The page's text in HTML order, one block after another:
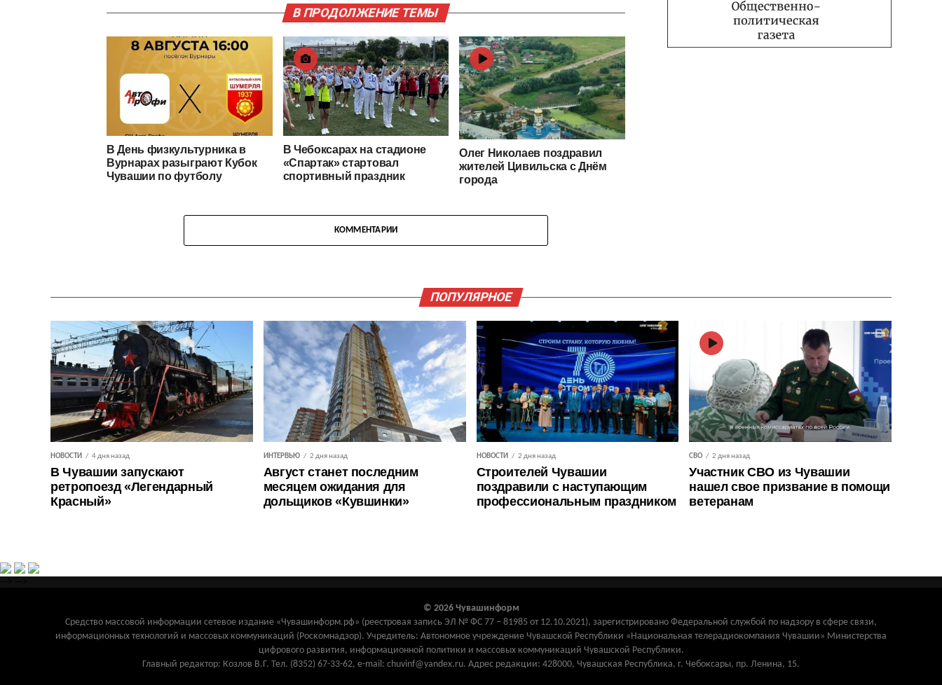
В ПРОДОЛЖЕНИЕ ТЕМЫ
В День физкультурника в
Вурнарах разыграют Кубок
Чувашии по футболу
В Чебоксарах на стадионе
«Спартак» стартовал
спортивный праздник
Олег Николаев поздравил
жителей Цивильска с Днём
города
КОММЕНТАРИИ
ПОПУЛЯРНОЕ
НОВОСТИ 4 дня назад
В Чувашии запускают
ретропоезд «Легендарный
Красный»
ИНТЕРВЬЮ 2 дня назад
Август станет последним
месяцем ожидания для
дольщиков «Кувшинки»
НОВОСТИ 2 дня назад
Строителей Чувашии
поздравили с наступающим
профессиональным праздником
СВО 2 дня назад
Участник СВО из Чувашии
нашел свое призвание в помощи
ветеранам
© 2026 Чувашинформ
Средство массовой информации сетевое издание «Чувашинформ.рф» (реестровая запись ЭЛ № ФС 77 – 81985 от 12.10.2021), зарегистрировано Федеральной службой по надзору в сфере связи,
информационных технологий и массовых коммуникаций (Роскомнадзор). Учредитель: Автономное учреждение Чувашской Республики «Национальная телерадиокомпания Чувашии» Министерства
цифрового развития, информационной политики и массовых коммуникаций Чувашской Республики.
Главный редактор: Козлов В.Г. Тел. (8352) 67-33-62, e-mail: chuvinf@yandex.ru. Адрес редакции: 428000, Чувашская Республика, г. Чебоксары, пр. Ленина, 15.